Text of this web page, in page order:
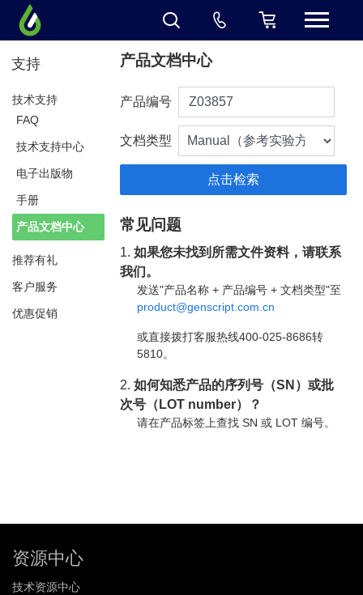
支持
技术支持
FAQ
技术支持中心
电子出版物
手册
产品文档中心
推荐有礼
客户服务
优惠促销
产品文档中心
产品编号
文档类型
常见问题
1.如果您未找到所需文件资料，请联系
我们。
发送"产品名称 + 产品编号 + 文档类型"至
product@genscript.com.cn
或直接拨打客服热线400-025-8686转
5810。
2.如何知悉产品的序列号（SN）或批
次号（LOT number）？
请在产品标签上查找 SN 或 LOT 编号。
资源中心
技术资源中心